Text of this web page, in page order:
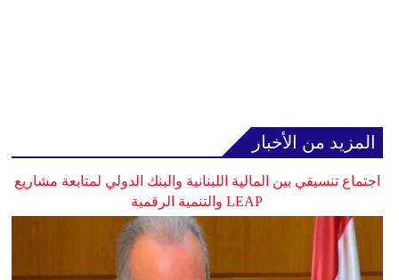
المزيد من الأخبار
اجتماع تنسيقي بين المالية اللبنانية والبنك الدولي لمتابعة مشاريع
LEAP والتنمية الرقمية